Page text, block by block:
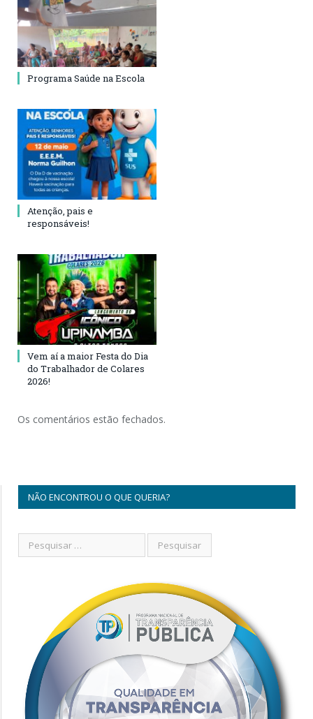
Programa Saúde na Escola
Atenção, pais e
responsáveis!
Vem aí a maior Festa do Dia
do Trabalhador de Colares
2026!
Os comentários estão fechados.
NÃO ENCONTROU O QUE QUERIA?